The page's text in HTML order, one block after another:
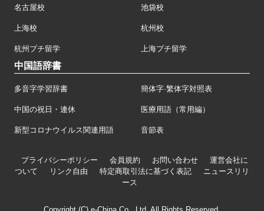
名古屋校 池袋校
上海校 杭州校
杭州プチ留学 上海プチ留学
中国語辞書
多音字学習辞書 簡体字·繁体字対照表
中国の祝日・連休 医療用語（常用編）
新型コロナウイルス関連用語 音節表
プライバシーポリシー 会員規約 お問い合わせ
運営会社に
ついて
リンク自由 特定商取引法に基づく表記
ニュースリリ
ース